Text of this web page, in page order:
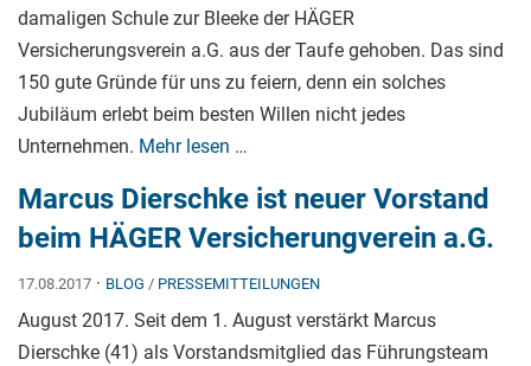
damaligen Schule zur Bleeke der HÄGER
Versicherungsverein a.G. aus der Taufe gehoben. Das sind
150 gute Gründe für uns zu feiern, denn ein solches
Jubiläum erlebt beim besten Willen nicht jedes
Unternehmen. Mehr lesen …
Marcus Dierschke ist neuer Vorstand
beim HÄGER Versicherungverein a.G.
17.08.2017 · BLOG / PRESSEMITTEILUNGEN
August 2017. Seit dem 1. August verstärkt Marcus
Dierschke (41) als Vorstandsmitglied das Führungsteam